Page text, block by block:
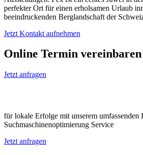
perfekter Ort für einen erholsamen Urlaub
beeindruckenden Berglandschaft der
Jetzt Kontakt aufnehmen
Online Termin vereinbaren
Jetzt anfragen
für lokale Erfolge mit unserem umfassenden
Suchmaschinenoptimierung Service
Jetzt anfragen